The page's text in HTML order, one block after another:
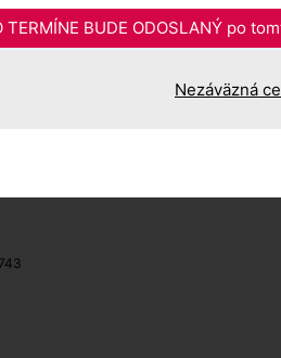
BUDE ODOSLANÝ po
Nezáväzná